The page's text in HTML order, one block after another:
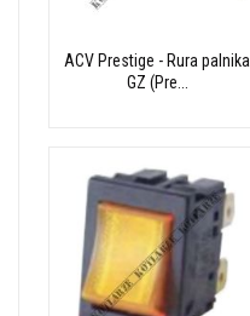
ACV Prestige - Rura palnika
GZ (Pre...